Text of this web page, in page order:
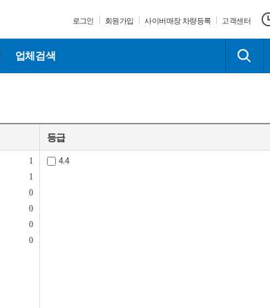
로그인 회원가입 사이버매장 차량등록 고객센터
업체검색
1
1
0
0
0
0
등급
4.4